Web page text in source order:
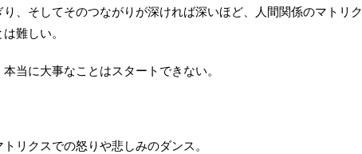
、そしてそのつながりが深ければ深いほど、人間関係のマトリク
難しい。
当に大事なことはスタートできない。
リクスでの怒りや悲しみのダンス。